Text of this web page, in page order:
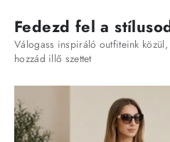
Fedezd fel a
Válogass inspiráló outfiteink közül,
hozzád illő szettet